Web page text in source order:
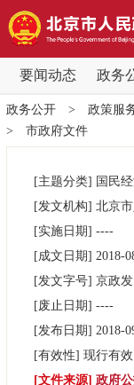
要闻动态 政务
要闻动态
党中央精神
各区热点
市领导
政务公开> 政策服
> 市政府文件
[主题分类] 国民
[发文机构] 北京
[实施日期] ----
[成文日期] 2018-
[发文字号] 京政发
[废止日期] ----
[发布日期] 2018-
[有效性] 现行有效
[文件来源] 政府